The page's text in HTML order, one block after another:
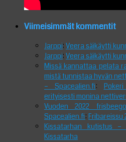
Viimeisimmät kommentit
Jarppi: Veera säikäytti
Jarppi: Veera säikäytti
Missä kannattaa pelata
mistä tunnistaa hyvän
– Spacealien.fi:
erityisesti monina
Vuoden 2022
Spacealien.fi: Fribareissu
Kissatarhan kutistus –
Kissatarha